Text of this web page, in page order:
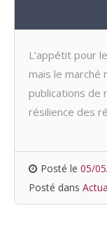
L’appétit pour
mais le
publications de
résilience des
Posté le 05/
Posté dans